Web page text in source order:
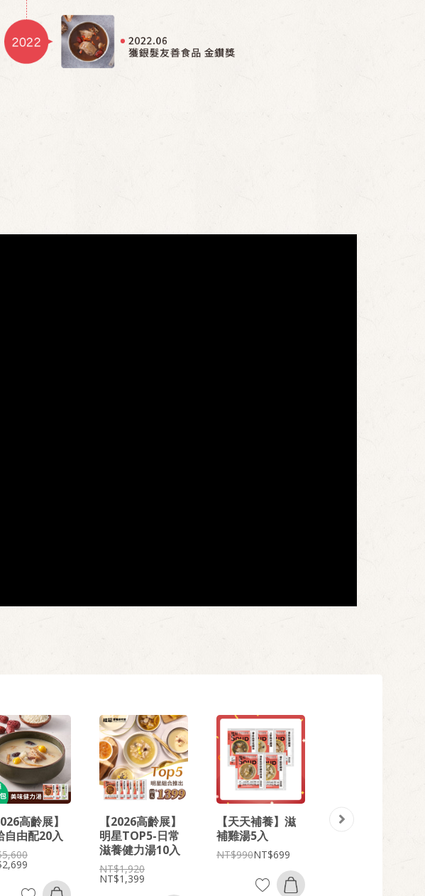
高齡展】
自由配20入
5,600
2,699
【2026高齡展】
明星TOP5-日常
滋養健力湯10入
1,920
1,399
【天天補養】滋
補雞湯5入
990 699
【2026高齡展】